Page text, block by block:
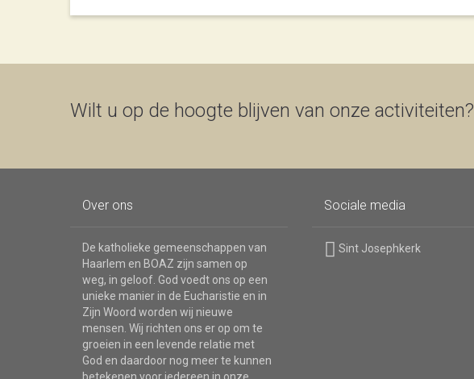
Wilt u op de hoogte blijven van onze activiteiten?
Over ons
De katholieke gemeenschappen van
Haarlem en BOAZ zijn samen op
weg, in geloof. God voedt ons op een
unieke manier in de Eucharistie en in
Zijn Woord worden wij nieuwe
mensen. Wij richten ons er op om te
groeien in een levende relatie met
God en daardoor nog meer te kunnen
Sociale media
Sint Josephkerk